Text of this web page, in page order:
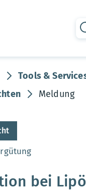
Tools &
Meldung
bei